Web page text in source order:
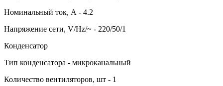
Номинальный ток, А - 4.2
Напряжение сети, V/Hz/~ - 220/50/1
Конденсатор
Тип конденсатора - микроканальный
Количество вентиляторов, шт - 1